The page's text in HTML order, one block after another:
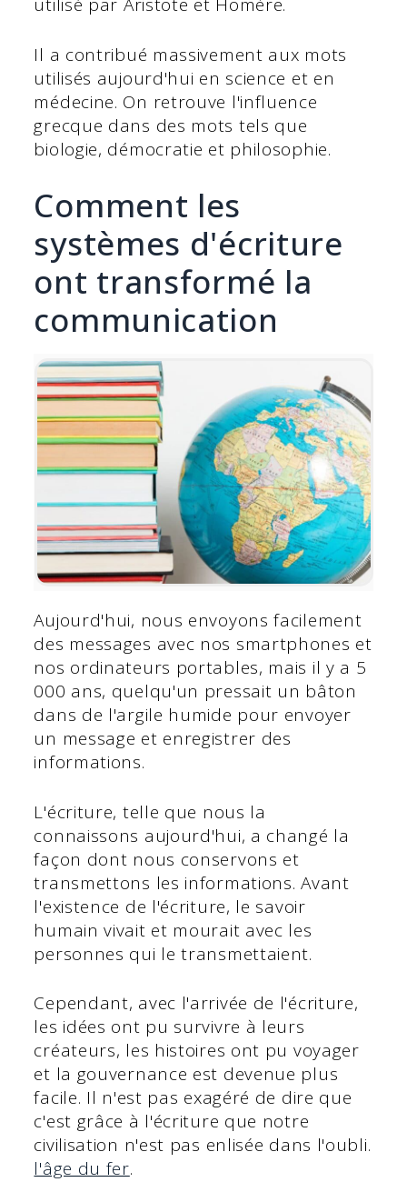
utilisé par Aristote et Homère.
Il a contribué massivement aux mots
utilisés aujourd'hui en science et en
médecine. On retrouve l'influence
grecque dans des mots tels que
biologie, démocratie et philosophie.
Comment les
systèmes d'écriture
ont transformé la
communication
Aujourd'hui, nous envoyons facilement
des messages avec nos smartphones et
nos ordinateurs portables, mais il y a 5
000 ans, quelqu'un pressait un bâton
dans de l'argile humide pour envoyer
un message et enregistrer des
informations.
L'écriture, telle que nous la
connaissons aujourd'hui, a changé la
façon dont nous conservons et
transmettons les informations. Avant
l'existence de l'écriture, le savoir
humain vivait et mourait avec les
personnes qui le transmettaient.
Cependant, avec l'arrivée de l'écriture,
les idées ont pu survivre à leurs
créateurs, les histoires ont pu voyager
et la gouvernance est devenue plus
facile. Il n'est pas exagéré de dire que
c'est grâce à l'écriture que notre
civilisation n'est pas enlisée dans l'oubli.
l'âge du fer.